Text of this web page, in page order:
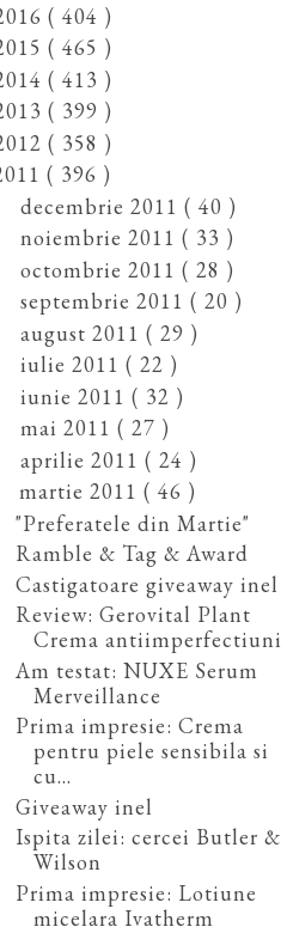
( 404 )
( 465 )
( 413 )
( 399 )
( 358 )
( 396 )
decembrie 2011 ( 40 )
noiembrie 2011 ( 33 )
octombrie 2011 ( 28 )
septembrie 2011 ( 20 )
august 2011 ( 29 )
iulie 2011 ( 22 )
iunie 2011 ( 32 )
mai 2011 ( 27 )
aprilie 2011 ( 24 )
martie 2011 ( 46 )
"Preferatele din Martie"
Ramble & Tag & Award
Castigatoare giveaway inel
Review: Gerovital Plant
Crema antiimperfectiuni
Am testat: NUXE Serum
Merveillance
Prima impresie: Crema
pentru piele sensibila si
cu...
Giveaway inel
Ispita zilei: cercei Butler &
Wilson
Prima impresie: Lotiune
micelara Ivatherm